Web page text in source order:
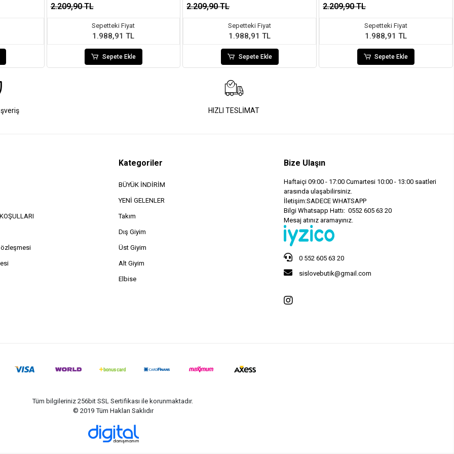
2.209,90 TL
Sepetteki Fiyat
1.988,91 TL
Sepete Ekle
2.209,90 TL
Sepetteki Fiyat
1.988,91 TL
Sepete Ekle
2.209,90 TL
Sepetteki Fiyat
1.988,91 TL
Sepete Ekle
HIZLI TESLİMAT
Kategoriler
BÜYÜK İNDİRİM
YENİ GELENLER
Takım
Dış Giyim
Üst Giyim
Alt Giyim
Elbise
Bize Ulaşın
Haftaiçi 09:00 - 17:00 Cumartesi 10:00 - 13:00 saatleri
arasında ulaşabilirsiniz.
İletişim:SADECE WHATSAPP
Bilgi Whatsapp Hattı: 0552 605 63 20
Mesaj atınız aramayınız.
0 552 605 63 20
sislovebutik@gmail.com
Tüm bilgileriniz 256bit SSL Sertifikası ile korunmaktadır.
© 2019Tüm Hakları Saklıdır